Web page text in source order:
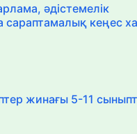
әдістемелік
сараптамалық кеңес
жинағы 5-11